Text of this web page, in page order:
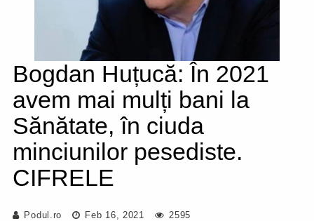
Bogdan Huțucă: În 2021
avem mai mulți bani la
Sănătate, în ciuda
minciunilor pesediste.
CIFRELE
Podul.ro Feb 16, 2021 2595